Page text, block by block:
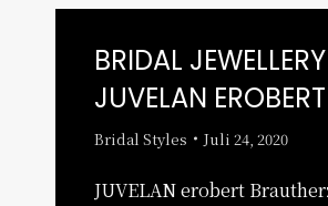
BRIDAL
JUVELAN
Bridal Styles Juli 24, 2020
JUVELAN erobert